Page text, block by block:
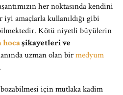
her noktasında kendini
amaçlarla kullanıldığı gibi
Kötü niyetli büyülerin
hocaşikayetleri ve
uzman olan birmedyum
için mutlaka kadim